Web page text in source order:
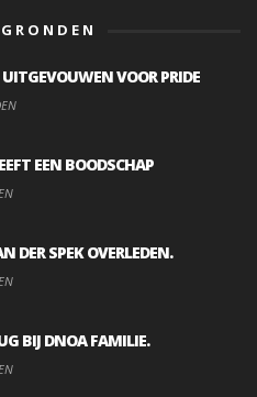
VOOR PRIDE
EEN BOODSCHAP
DER SPEK OVERLEDEN.
BIJ DNOA FAMILIE.